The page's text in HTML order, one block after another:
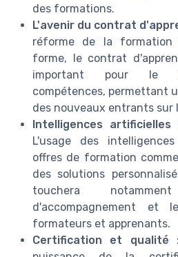
des formations.
L'avenir du contrat
réforme de la formation
forme, le contrat
important pour le
compétences, permettant
des nouveaux entrants sur
Intelligences
L'usage des
offres de formation
des solutions
touchera
d'accompagnement et
formateurs et apprenants.
Certification et qualité